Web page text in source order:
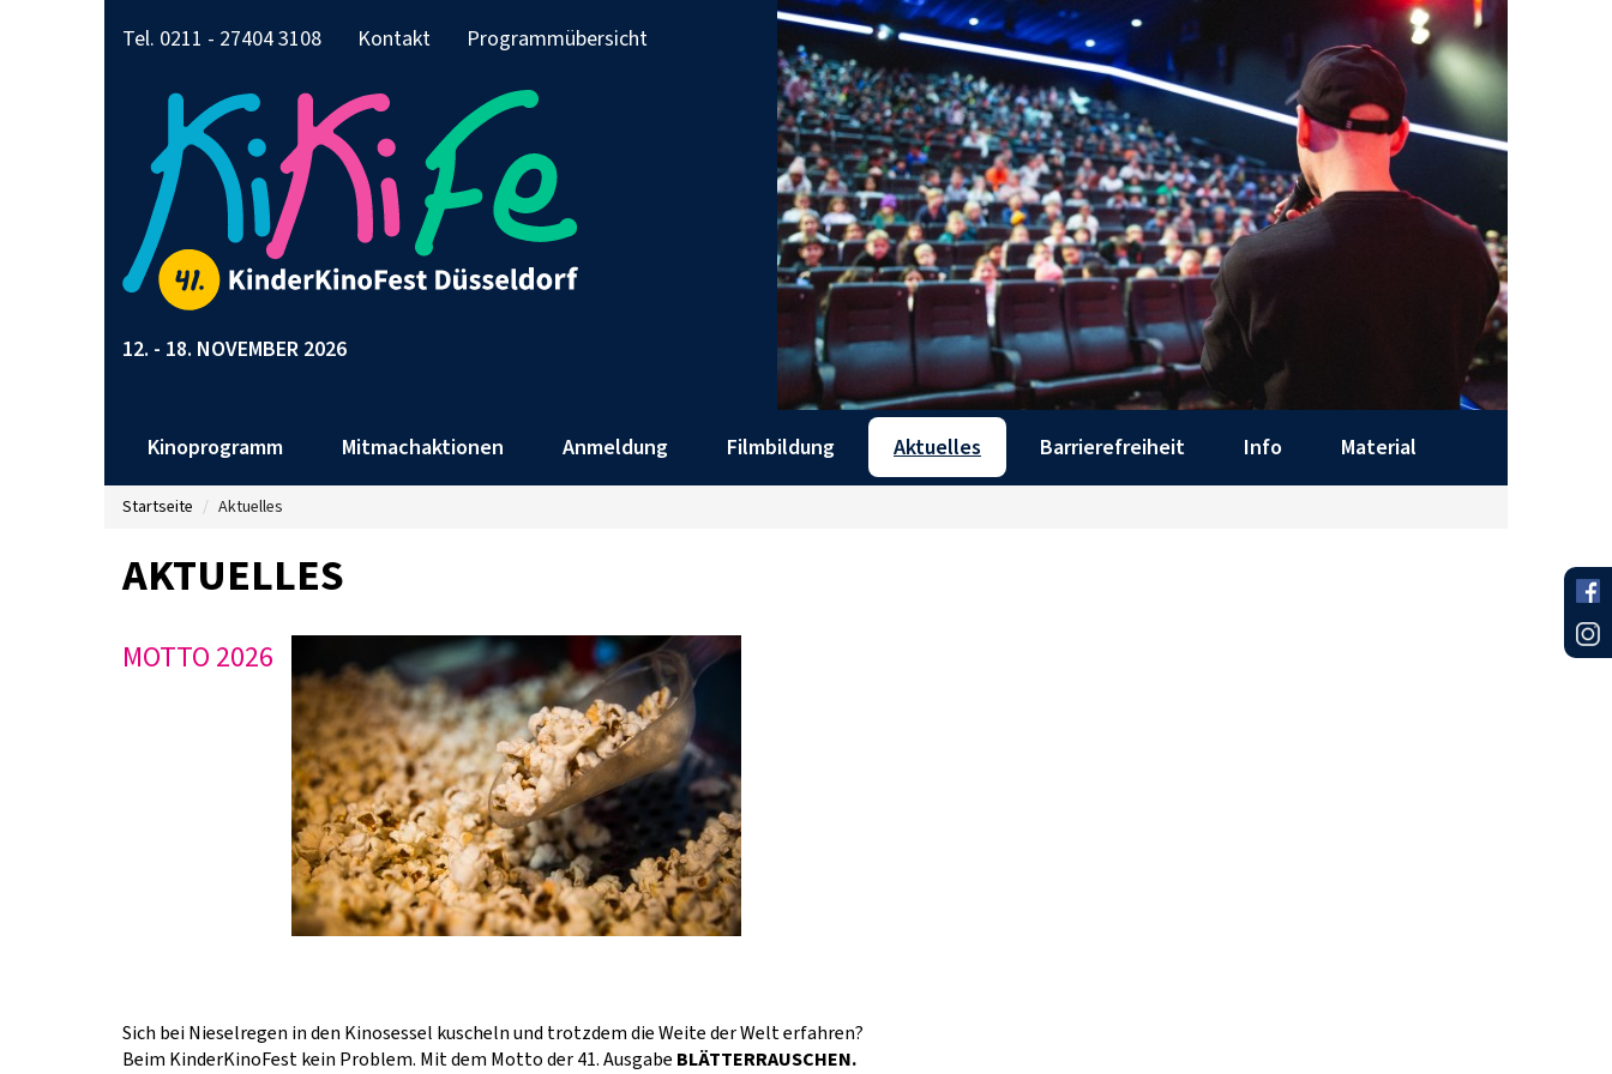
Tel. 0211 - 27404 3108 Kontakt Programmübersicht
12. - 18. NOVEMBER 2026
Kinoprogramm Mitmachaktionen Anmeldung Filmbildung Aktuelles Barrierefreiheit Info Material
Startseite Aktuelles
AKTUELLES
MOTTO 2026
Sich bei Nieselregen in den Kinosessel kuscheln und trotzdem die Weite der Welt erfahren?
Beim KinderKinoFest kein Problem. Mit dem Motto der 41. Ausgabe BLÄTTERRAUSCHEN.